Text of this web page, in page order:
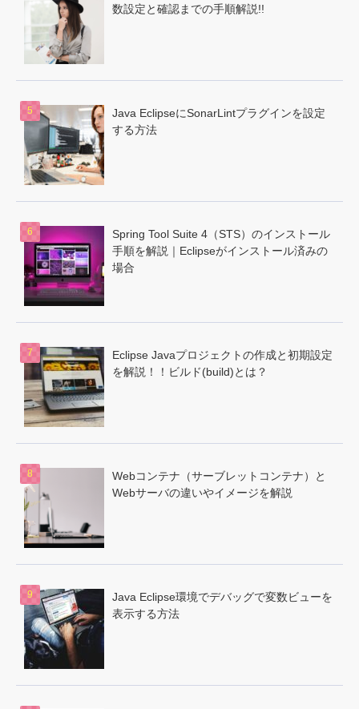
数設定と確認までの手順解説!!
Java EclipseにSonarLintプラグインを設定
する方法
Spring Tool Suite 4（STS）のインストール
手順を解説｜Eclipseがインストール済みの
場合
Eclipse Javaプロジェクトの作成と初期設定
を解説！！ビルド(build)とは？
Webコンテナ（サーブレットコンテナ）と
Webサーバの違いやイメージを解説
Java Eclipse環境でデバッグで変数ビューを
表示する方法